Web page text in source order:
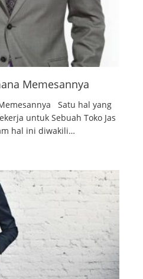
Memesannya
Satu hal yang
untuk Sebuah Toko Jas
hal ini diwakili…